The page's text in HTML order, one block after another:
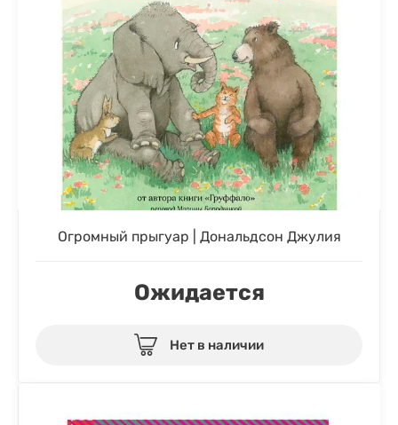
Огромный прыгуар | Дональдсон Джулия
Ожидается
Нет в наличии